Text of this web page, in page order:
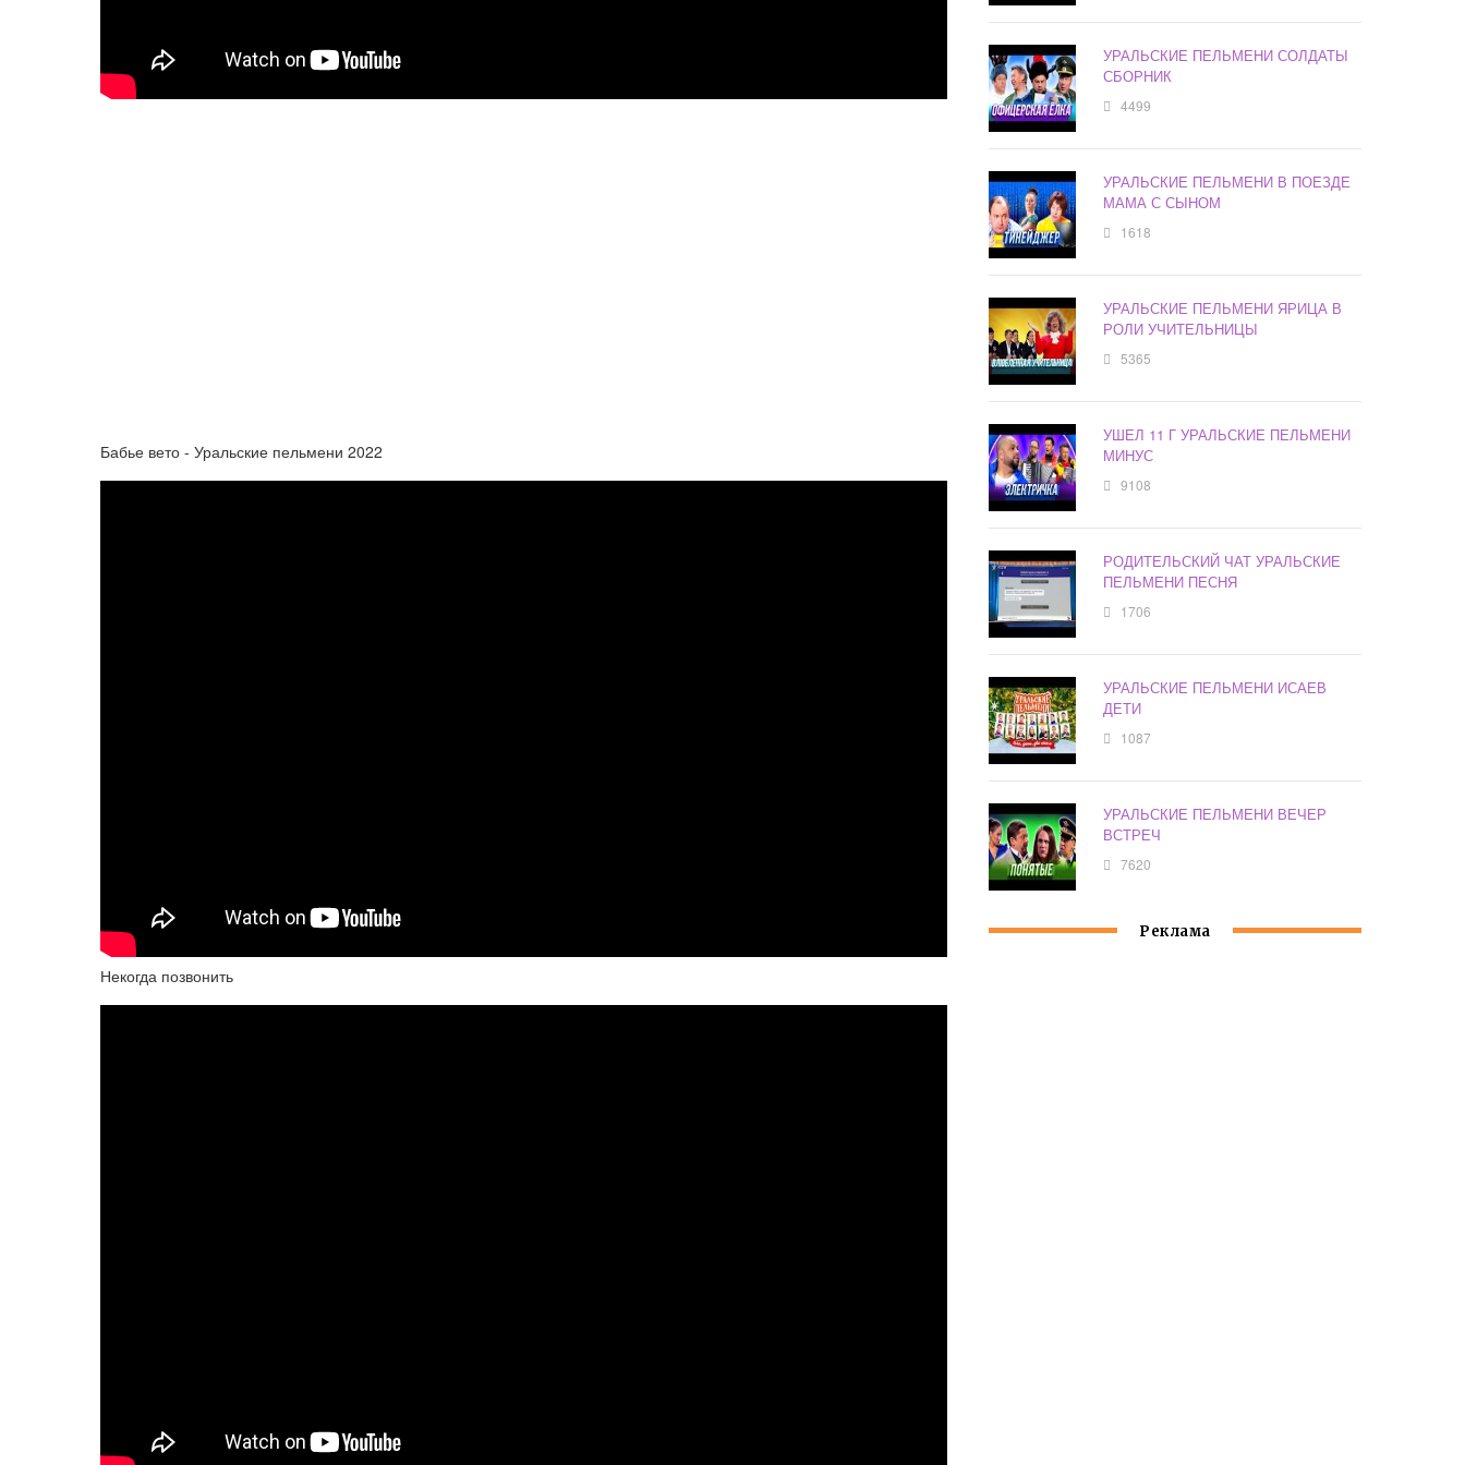
Бабье вето - Уральские пельмени 2022
Некогда позвонить
УРАЛЬСКИЕ ПЕЛЬМЕНИ СОЛДАТЫ
СБОРНИК
4499
УРАЛЬСКИЕ ПЕЛЬМЕНИ В ПОЕЗДЕ
МАМА С СЫНОМ
1618
УРАЛЬСКИЕ ПЕЛЬМЕНИ ЯРИЦА В
РОЛИ УЧИТЕЛЬНИЦЫ
5365
УШЕЛ 11 Г УРАЛЬСКИЕ ПЕЛЬМЕНИ
МИНУС
9108
РОДИТЕЛЬСКИЙ ЧАТ УРАЛЬСКИЕ
ПЕЛЬМЕНИ ПЕСНЯ
1706
УРАЛЬСКИЕ ПЕЛЬМЕНИ ИСАЕВ
ДЕТИ
1087
УРАЛЬСКИЕ ПЕЛЬМЕНИ ВЕЧЕР
ВСТРЕЧ
7620
Реклама